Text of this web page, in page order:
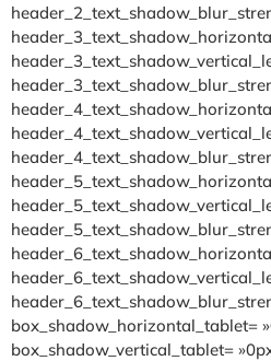
box_shadow_horizontal_tablet=
box_shadow_vertical_tablet=